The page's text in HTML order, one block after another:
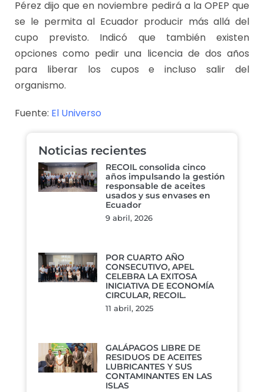
Pérez dijo que en noviembre pedirá a la OPEP que
se le permita al Ecuador producir más allá del
cupo previsto. Indicó que también existen
opciones como pedir una licencia de dos años
para liberar los cupos e incluso salir del
organismo.
Fuente: El Universo
Noticias recientes
RECOIL consolida cinco
años impulsando la gestión
responsable de aceites
usados y sus envases en
Ecuador
9 abril, 2026
POR CUARTO AÑO
CONSECUTIVO, APEL
CELEBRA LA EXITOSA
INICIATIVA DE ECONOMÍA
CIRCULAR, RECOIL.
11 abril, 2025
GALÁPAGOS LIBRE DE
RESIDUOS DE ACEITES
LUBRICANTES Y SUS
CONTAMINANTES EN LAS
ISLAS